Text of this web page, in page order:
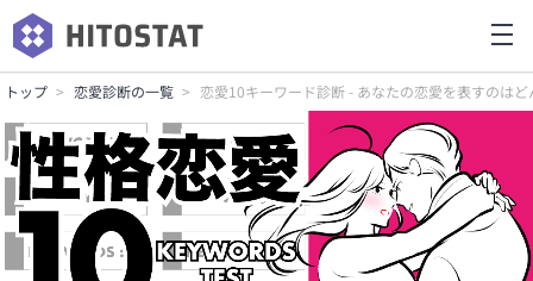
トップ 恋愛診断の一覧 恋愛10キーワード診断 - あなたの恋愛を表すのは